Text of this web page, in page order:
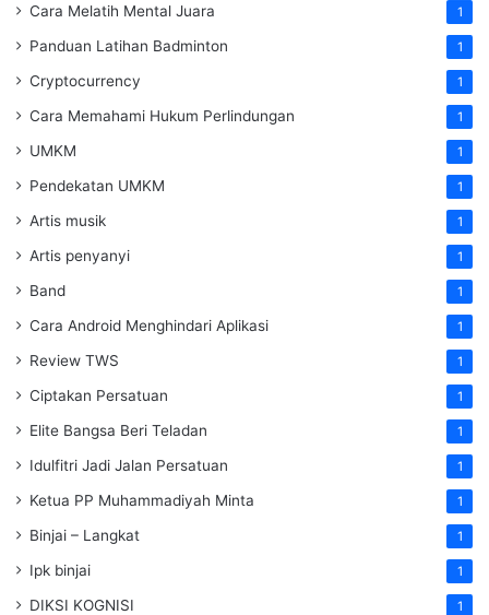
Cara Melatih Mental Juara 1
Panduan Latihan Badminton 1
Cryptocurrency 1
Cara Memahami Hukum Perlindungan 1
UMKM 1
Pendekatan UMKM 1
Artis musik 1
Artis penyanyi 1
Band 1
Cara Android Menghindari Aplikasi 1
Review TWS 1
Ciptakan Persatuan 1
Elite Bangsa Beri Teladan 1
Idulfitri Jadi Jalan Persatuan 1
Ketua PP Muhammadiyah Minta 1
Binjai – Langkat 1
Ipk binjai 1
DIKSI KOGNISI 1